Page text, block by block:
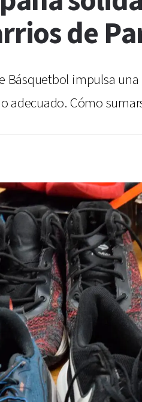
de
Básquetbol impulsa
adecuado. Cómo